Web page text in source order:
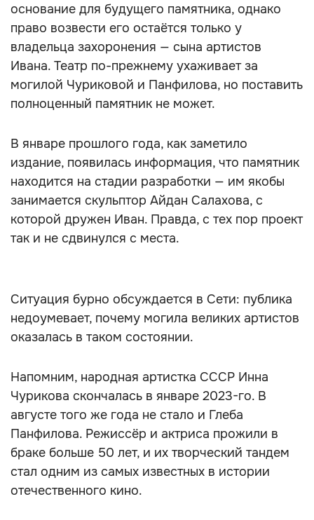
основание для будущего памятника, однако
право возвести его остаётся только у
владельца захоронения — сына артистов
Ивана. Театр по-прежнему ухаживает за
могилой Чуриковой и Панфилова, но поставить
полноценный памятник не может.
В январе прошлого года, как заметило
издание, появилась информация, что памятник
находится на стадии разработки — им якобы
занимается скульптор Айдан Салахова, с
которой дружен Иван. Правда, с тех пор проект
так и не сдвинулся с места.
Ситуация бурно обсуждается в Сети: публика
недоумевает, почему могила великих артистов
оказалась в таком состоянии.
Напомним, народная артистка СССР Инна
Чурикова скончалась в январе 2023-го. В
августе того же года не стало и Глеба
Панфилова. Режиссёр и актриса прожили в
браке больше 50 лет, и их творческий тандем
стал одним из самых известных в истории
отечественного кино.